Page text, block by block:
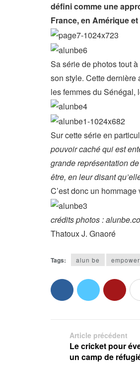
défini comme une
France, en Amérique
Sa série de photos tout
son style. Cette dernière
les femmes du Sénégal,
Sur cette série en
pouvoir caché qui est
grande représentation
être, en leur disant
C’est donc un
crédits photos :
Thatoux J. Gnaoré
Tags: alun be
Article précédent
Le cricket pour
un camp de